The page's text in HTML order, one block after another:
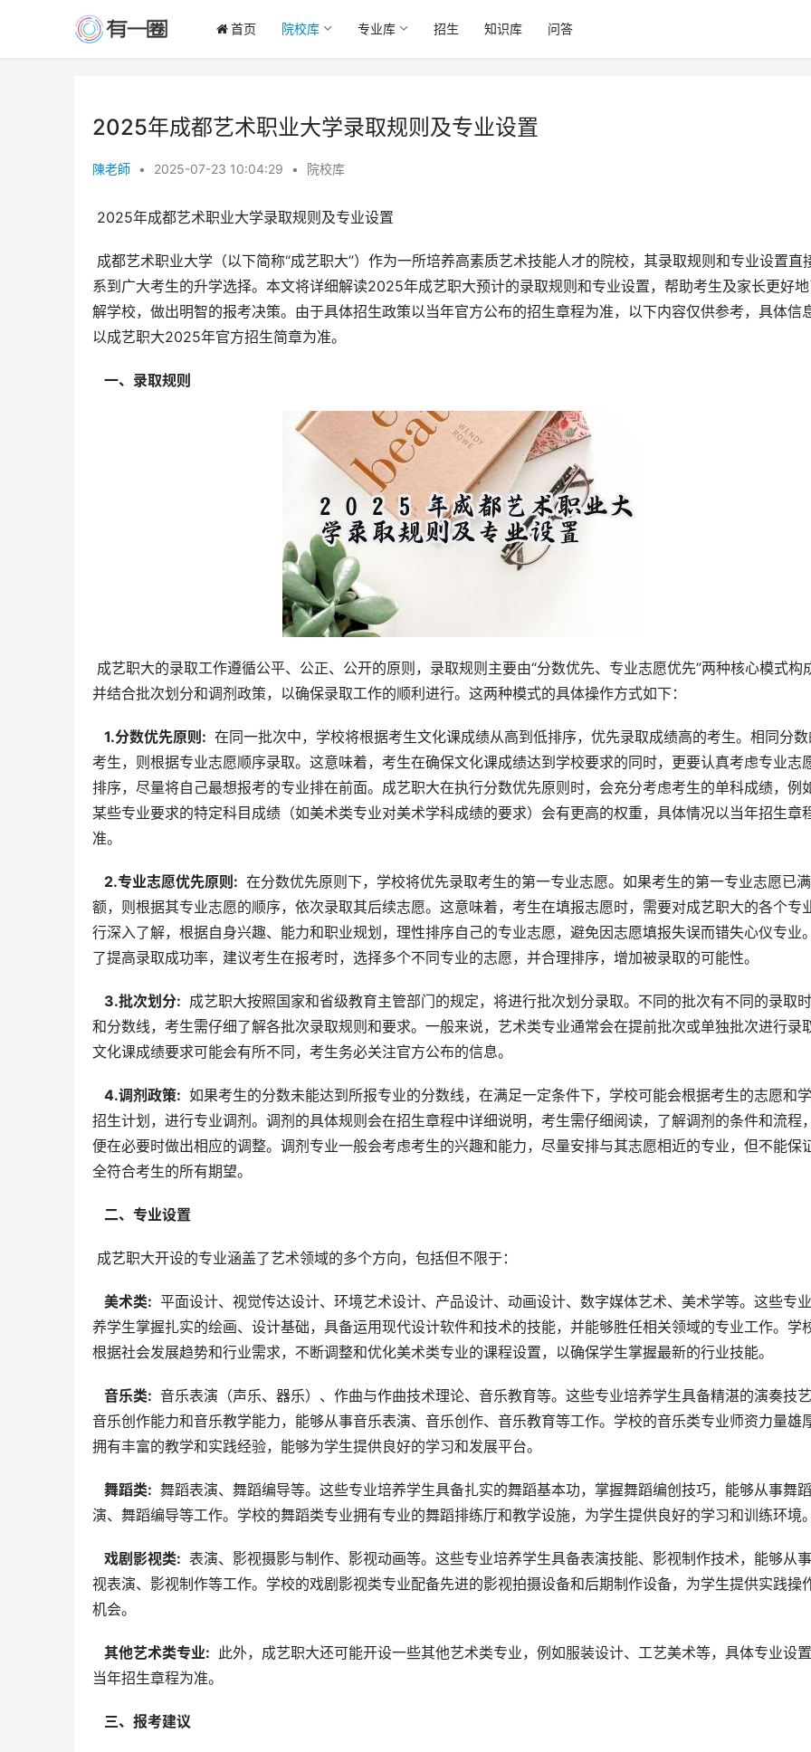
首页 院校库 专业库 招生 知识库 问答
2025年成都艺术职业大学录取规则及专业设置
陳老師 • 2025-07-23 10:04:29 • 院校库
2025年成都艺术职业大学录取规则及专业设置
系到广大考生的升学选择。本文将详细解读2025年成艺职大预计的录取规则和专业设置，帮助考生及家长更好
解学校，做出明智的报考决策。由于具体招生政策以当年官方公布的招生章程为准，以下内容仅供参考，具体信
以成艺职大2025年官方招生简章为准。
  一、录取规则
并结合批次划分和调剂政策，以确保录取工作的顺利进行。这两种模式的具体操作方式如下：
  1.分数优先原则:
在同一批次中，学校将根据考生文化课成绩从高到低排序，优先录取成绩高的考生。相同分
考生，则根据专业志愿顺序录取。这意味着，考生在确保文化课成绩达到学校要求的同时，更要认真考虑专业志
排序，尽量将自己最想报考的专业排在前面。成艺职大在执行分数优先原则时，会充分考虑考生的单科成绩，例
某些专业要求的特定科目成绩（如美术类专业对美术学科成绩的要求）会有更高的权重，具体情况以当年招生章
准。
  2.专业志愿优先原则:
在分数优先原则下，学校将优先录取考生的第一专业志愿。如果考生的第一专业志愿已满
额，则根据其专业志愿的顺序，依次录取其后续志愿。这意味着，考生在填报志愿时，需要对成艺职大的各个专
行深入了解，根据自身兴趣、能力和职业规划，理性排序自己的专业志愿，避免因志愿填报失误而错失心仪专业
了提高录取成功率，建议考生在报考时，选择多个不同专业的志愿，并合理排序，增加被录取的可能性。
  3.批次划分:
成艺职大按照国家和省级教育主管部门的规定，将进行批次划分录取。不同的批次有不同的录取
和分数线，考生需仔细了解各批次录取规则和要求。一般来说，艺术类专业通常会在提前批次或单独批次进行录
文化课成绩要求可能会有所不同，考生务必关注官方公布的信息。
  4.调剂政策:
如果考生的分数未能达到所报专业的分数线，在满足一定条件下，学校可能会根据考生的志愿和
招生计划，进行专业调剂。调剂的具体规则会在招生章程中详细说明，考生需仔细阅读，了解调剂的条件和流程
便在必要时做出相应的调整。调剂专业一般会考虑考生的兴趣和能力，尽量安排与其志愿相近的专业，但不能保
全符合考生的所有期望。
  二、专业设置
成艺职大开设的专业涵盖了艺术领域的多个方向，包括但不限于：
  美术类:
平面设计、视觉传达设计、环境艺术设计、产品设计、动画设计、数字媒体艺术、美术学等。这些专
养学生掌握扎实的绘画、设计基础，具备运用现代设计软件和技术的技能，并能够胜任相关领域的专业工作。学
根据社会发展趋势和行业需求，不断调整和优化美术类专业的课程设置，以确保学生掌握最新的行业技能。
  音乐类:
音乐表演（声乐、器乐）、作曲与作曲技术理论、音乐教育等。这些专业培养学生具备精湛的演奏技
音乐创作能力和音乐教学能力，能够从事音乐表演、音乐创作、音乐教育等工作。学校的音乐类专业师资力量雄
拥有丰富的教学和实践经验，能够为学生提供良好的学习和发展平台。
  舞蹈类:
舞蹈表演、舞蹈编导等。这些专业培养学生具备扎实的舞蹈基本功，掌握舞蹈编创技巧，能够从事舞
演、舞蹈编导等工作。学校的舞蹈类专业拥有专业的舞蹈排练厅和教学设施，为学生提供良好的学习和训练环境
  戏剧影视类:
表演、影视摄影与制作、影视动画等。这些专业培养学生具备表演技能、影视制作技术，能够从
视表演、影视制作等工作。学校的戏剧影视类专业配备先进的影视拍摄设备和后期制作设备，为学生提供实践操
机会。
  其他艺术类专业:
此外，成艺职大还可能开设一些其他艺术类专业，例如服装设计、工艺美术等，具体专业设
当年招生章程为准。
  三、报考建议